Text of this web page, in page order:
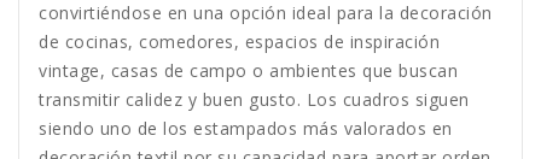
convirtiéndose en una opción ideal para la decoración
de cocinas, comedores, espacios de inspiración
vintage, casas de campo o ambientes que buscan
transmitir calidez y buen gusto. Los cuadros siguen
siendo uno de los estampados más valorados en